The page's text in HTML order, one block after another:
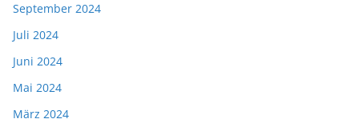
September 2024
Juli 2024
Juni 2024
Mai 2024
März 2024